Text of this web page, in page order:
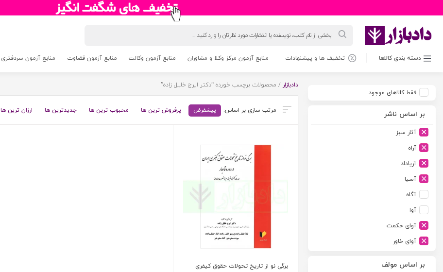
محصولات
دسته بندی کالاها تخفیف ها و پیشنهادات منابع آزمون مرکز وکلا و مشاوران منابع آزمون وکالت منابع آزمون قضاوت منابع آزمون سردفتری 1405
فقط کالاهای موجود
بر اساس ناشر
آثار سبز
آراه
آریاداد
آسیا
آگاه
آوا
آوای حکمت
آوای خاور
بر اساس مولف
دادبازار / محصولات برچسب خورده “دکتر ایرج خلیل زاده”
پیشفرض پرفروش ترین ها محبوب ترین ها جدیدترین ها ارزان ترین ها
برگی نو از تاریخ تحولات حقوق کیفری